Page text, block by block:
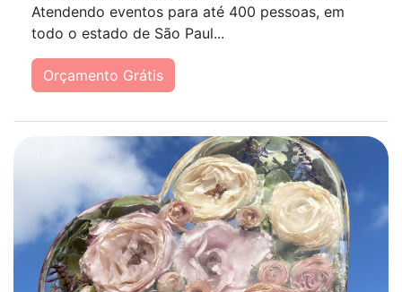
Atendendo eventos para até 400 pessoas, em
todo o estado de São Paul...
Orçamento Grátis